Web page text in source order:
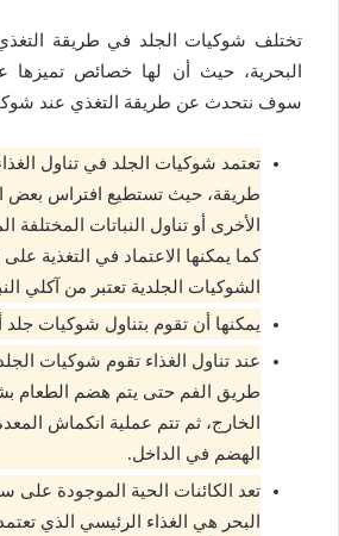
تختلف شوكيات الجلد في طريقة
البحرية، حيث أن لها خصائص تميزها
سوف نتحدث عن طريقة التغذي عند
تعتمد شوكيات الجلد في تناول
طريقة، حيث تستطيع افتراس بعض
الأخرى أو تناول النباتات المختلفة
كما يمكنها الاعتماد في التغذية
الشوكيات الجلدية تعتبر من آكلي
يمكنها أن تقوم بتناول شوكيات جلد
عند تناول الغذاء تقوم شوكيات
طريق الفم حتى يتم هضم الطعام
الخارج، ثم تتم عملية انكماش
الهضم في الداخل.
تعد الكائنات الحية الموجودة على
البحر هي الغذاء الرئيسي الذي